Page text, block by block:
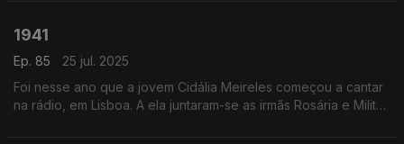
1941
Ep. 85
25 jul. 2025
Foi nesse ano que a jovem Cidália Meireles começou a cantar
na rádio, em Lisboa. A ela juntaram-se as irmãs Rosária e Milita